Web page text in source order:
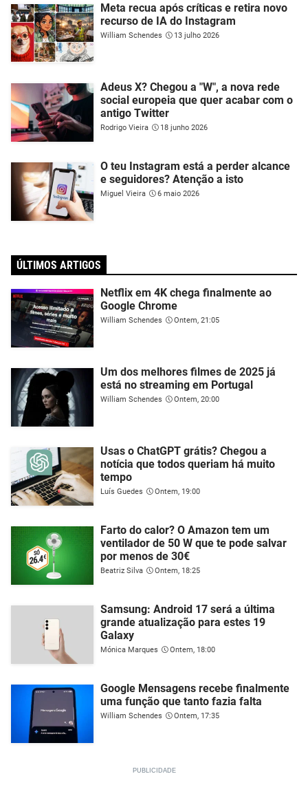
Meta recua após críticas e retira novo
recurso de IA do Instagram
William Schendes 13 julho 2026
Adeus X? Chegou a "W", a nova rede
social europeia que quer acabar com o
antigo Twitter
Rodrigo Vieira 18 junho 2026
O teu Instagram está a perder alcance
e seguidores? Atenção a isto
Miguel Vieira 6 maio 2026
ÚLTIMOS ARTIGOS
Netflix em 4K chega finalmente ao
Google Chrome
William Schendes Ontem, 21:05
Um dos melhores filmes de 2025 já
está no streaming em Portugal
William Schendes Ontem, 20:00
Usas o ChatGPT grátis? Chegou a
notícia que todos queriam há muito
tempo
Luís Guedes Ontem, 19:00
Farto do calor? O Amazon tem um
ventilador de 50 W que te pode salvar
por menos de 30€
Beatriz Silva Ontem, 18:25
Samsung: Android 17 será a última
grande atualização para estes 19
Galaxy
Mónica Marques Ontem, 18:00
Google Mensagens recebe finalmente
uma função que tanto fazia falta
William Schendes Ontem, 17:35